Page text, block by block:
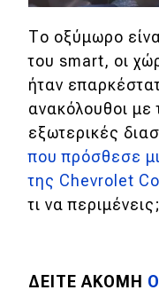
Το οξύμωρο
του smart, οι
ήταν
ανακόλουθοι με
εξωτερικές
που πρόσθεσε
της Chevrolet
τι να περιμένεις;
ΔΕΙΤΕ ΑΚΟΜΗ